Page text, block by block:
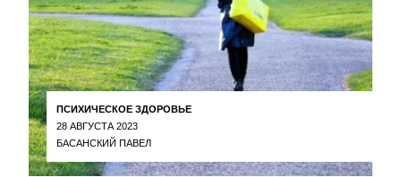
ПСИХИЧЕСКОЕ ЗДОРОВЬЕ
28 АВГУСТА 2023
БАСАНСКИЙ ПАВЕЛ